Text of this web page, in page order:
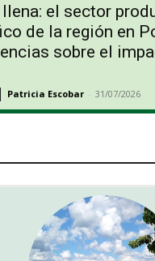
el sector
de la región en
sobre el
Patricia Escobar - 31/07/2026